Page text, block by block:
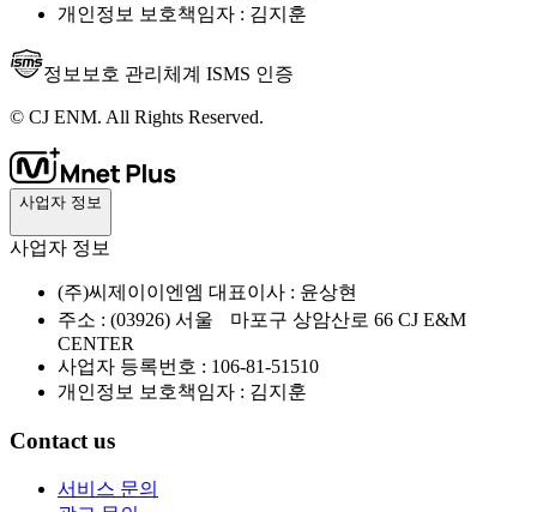
개인정보 보호책임자 : 김지훈
정보보호 관리체계 ISMS 인증
© CJ ENM. All Rights Reserved.
사업자 정보
사업자 정보
(주)씨제이이엔엠 대표이사 : 윤상현
주소 : (03926) 서울 마포구 상암산로 66 CJ E&M
CENTER
사업자 등록번호 : 106-81-51510
개인정보 보호책임자 : 김지훈
Contact us
서비스 문의